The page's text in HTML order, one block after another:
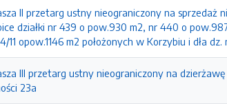
II przetarg ustny nieograniczony na
działki nr 439 o pow.930 m2, nr 440 o
11 opow.1146 m2 położonych w Korzybiu i dła
III przetarg ustny nieograniczony na
23a